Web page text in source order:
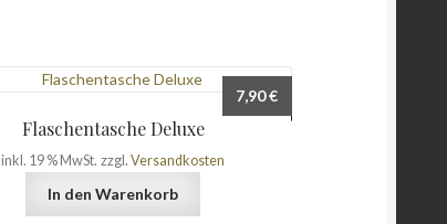
Flaschentasche Deluxe
7,90€
inkl. 19 % MwSt. zzgl.Versandkosten
In den Warenkorb